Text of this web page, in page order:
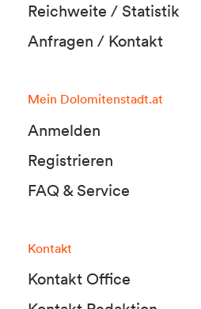
Reichweite / Statistik
Anfragen / Kontakt
Mein Dolomitenstadt.at
Anmelden
Registrieren
FAQ & Service
Kontakt
Kontakt Office